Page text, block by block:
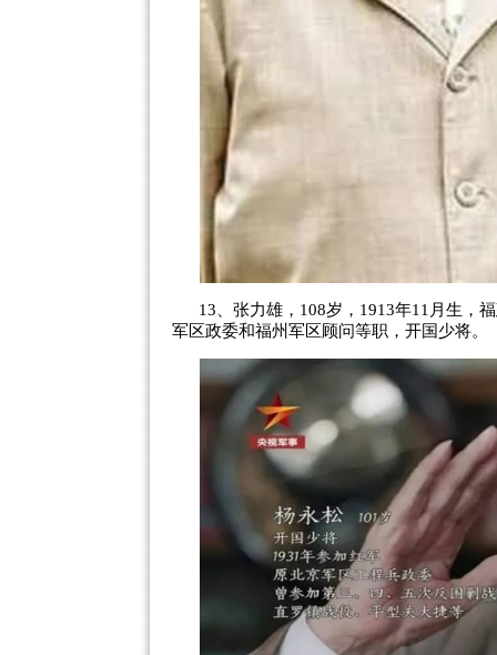
13、张力雄，108岁，1913年11月生，
军区政委和福州军区顾问等职，开国少将。